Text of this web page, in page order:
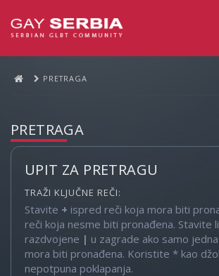
PRETRAGA
PRETRAGA
UPIT ZA PRETRAGU
TRAŽI KLJUČNE REČI:
Stavite + ispred reči koja mora biti
reči koja nesme biti pronađena. Stavite
razdvojene | u zagrade ako samo
mora biti pronađena. Koristite * kao
nepotpuna poklapanja.